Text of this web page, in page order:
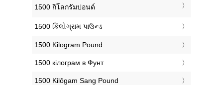
‎1500 กิโลกรัมปอนด์
‎1500 કિલોગ્રામ પાઉન્ડ
‎1500 Kilogram Pound
‎1500 кілограм в Фунт
‎1500 Kilôgam Sang Pound